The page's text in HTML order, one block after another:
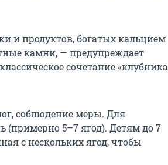
и продуктов, богатых кальцием
камни, — предупреждает
сочетание «клубника
соблюдение меры. Для
(примерно 5–7 ягод). Детям до 7
с нескольких ягод, чтобы